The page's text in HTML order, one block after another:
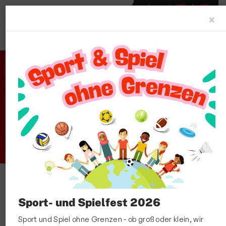
Sportarten und Abteilungen Carneval
Hie Schlott! 🎉
Unser Verein
Aktuelles
Vereinssport
Sport- und Freizeitangebote
Sportarten und Abteilungen
allgemeine Angebote
Basketball
Rehasport
×
Sport- und Spielfest 2026
Sport und Spiel ohne Grenzen - ob groß oder klein, wir